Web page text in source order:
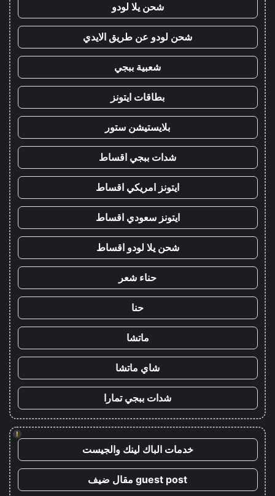
شحن يلا لودو
شحن لودو عن طريق الايدي
شعبية ببجي
بطاقات ايتونز
بلايستيشن ستور
شدات ببجي اقساط
ايتونز امريكي اقساط
ايتونز سعودي اقساط
شحن يلا لودو اقساط
حناء شعر
حنا
ماتشا
شاي ماتشا
شدات ببجي تمارا
!
خدمات الباك لينك والجيست
guest post مقال ضيف